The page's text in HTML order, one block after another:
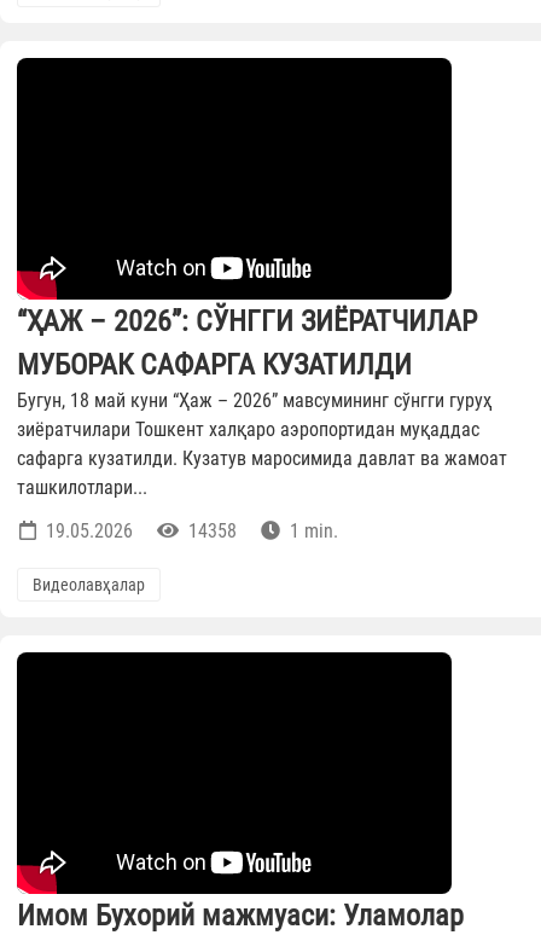
“ҲАЖ – 2026”: СЎНГГИ ЗИЁРАТЧИЛАР
МУБОРАК САФАРГА КУЗАТИЛДИ
Бугун, 18 май куни “Ҳаж – 2026” мавсумининг сўнгги гуруҳ
зиёратчилари Тошкент халқаро аэропортидан муқаддас
сафарга кузатилди. Кузатув маросимида давлат ва жамоат
ташкилотлари...
19.05.2026
14358 1 min.
Видеолавҳалар
Имом Бухорий мажмуаси: Уламолар